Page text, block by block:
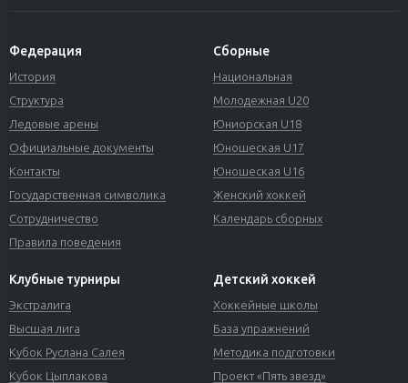
Федерация
История
Структура
Ледовые арены
Официальные документы
Контакты
Государственная символика
Сотрудничество
Правила поведения
Сборные
Национальная
Молодежная U20
Юниорская U18
Юношеская U17
Юношеская U16
Женский хоккей
Календарь сборных
Клубные турниры
Экстралига
Высшая лига
Кубок Руслана Салея
Кубок Цыплакова
Детский хоккей
Хоккейные школы
База упражнений
Методика подготовки
Проект «Пять звезд»